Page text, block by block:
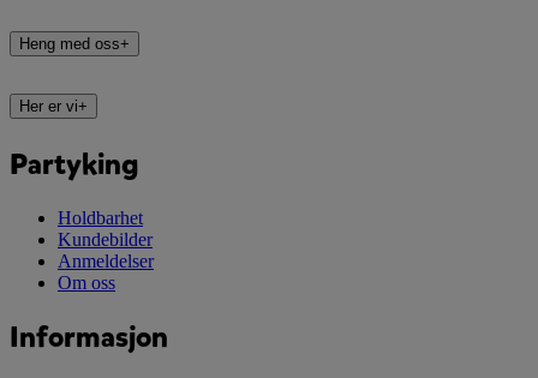
Heng med oss+
Her er vi+
Partyking
Holdbarhet
Kundebilder
Anmeldelser
Om oss
Informasjon